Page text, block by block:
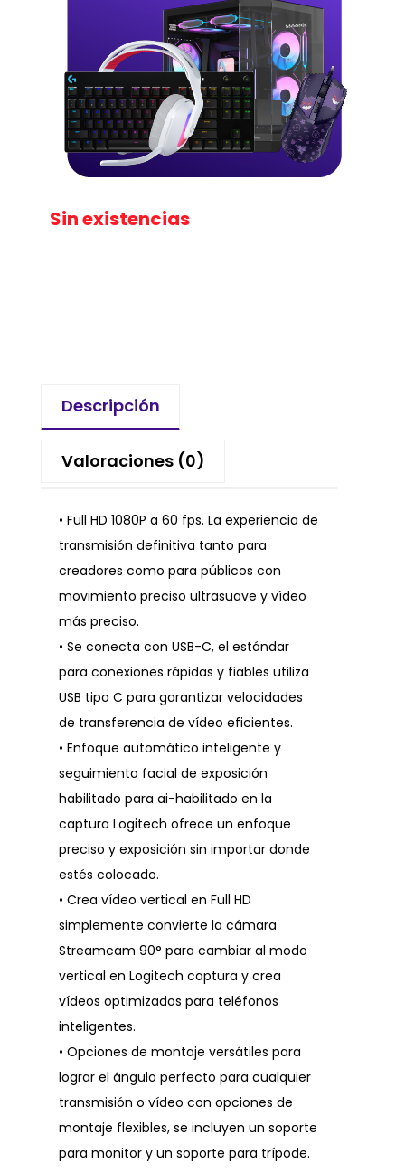
Sin existencias
Descripción
Valoraciones (0)
• Full HD 1080P a 60 fps. La experiencia de
transmisión definitiva tanto para
creadores como para públicos con
movimiento preciso ultrasuave y vídeo
más preciso.
• Se conecta con USB-C, el estándar
para conexiones rápidas y fiables utiliza
USB tipo C para garantizar velocidades
de transferencia de vídeo eficientes.
• Enfoque automático inteligente y
seguimiento facial de exposición
habilitado para ai-habilitado en la
captura Logitech ofrece un enfoque
preciso y exposición sin importar donde
estés colocado.
• Crea vídeo vertical en Full HD
simplemente convierte la cámara
Streamcam 90° para cambiar al modo
vertical en Logitech captura y crea
vídeos optimizados para teléfonos
inteligentes.
• Opciones de montaje versátiles para
lograr el ángulo perfecto para cualquier
transmisión o vídeo con opciones de
montaje flexibles, se incluyen un soporte
para monitor y un soporte para trípode.